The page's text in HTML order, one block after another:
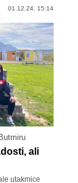
01.12.24. 15:14
ali
utakmice